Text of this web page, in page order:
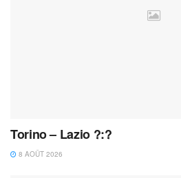
Torino – Lazio ?:?
8 AOÛT 2026